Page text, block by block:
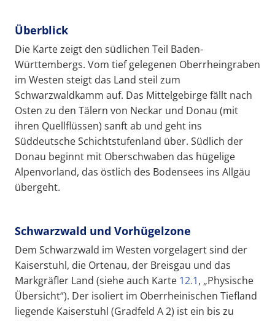
Überblick
Die Karte zeigt den südlichen Teil Baden-
Württembergs. Vom tief gelegenen Oberrheingraben
im Westen steigt das Land steil zum
Schwarzwaldkamm auf. Das Mittelgebirge fällt nach
Osten zu den Tälern von Neckar und Donau (mit
ihren Quellflüssen) sanft ab und geht ins
Süddeutsche Schichtstufenland über. Südlich der
Donau beginnt mit Oberschwaben das hügelige
Alpenvorland, das östlich des Bodensees ins Allgäu
übergeht.
Schwarzwald und Vorhügelzone
Dem Schwarzwald im Westen vorgelagert sind der
Kaiserstuhl, die Ortenau, der Breisgau und das
Markgräfler Land (siehe auch Karte 12.1, „Physische
Übersicht“). Der isoliert im Oberrheinischen Tiefland
liegende Kaiserstuhl (Gradfeld A 2) ist ein bis zu